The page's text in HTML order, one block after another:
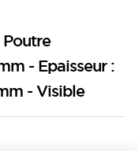
Poutre
- Epaisseur :
- Visible